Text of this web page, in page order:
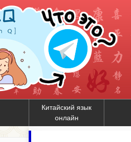
Китайский язык
онлайн